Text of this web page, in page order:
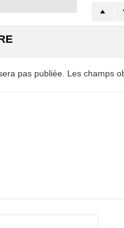
pas publiée. Les champs